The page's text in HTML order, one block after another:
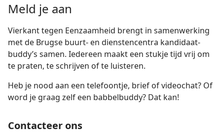
Meld je aan
Vierkant tegen Eenzaamheid brengt in samenwerking
met de Brugse buurt- en dienstencentra kandidaat-
buddy’s samen. Iedereen maakt een stukje tijd vrij om
te praten, te schrijven of te luisteren.
Heb je nood aan een telefoontje, brief of videochat? Of
word je graag zelf een babbelbuddy? Dat kan!
Contacteer ons